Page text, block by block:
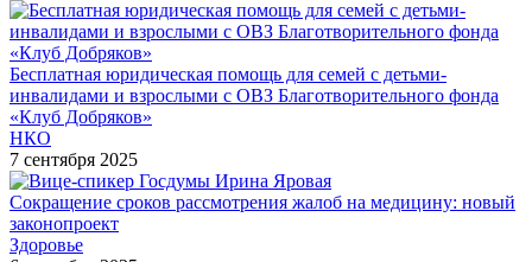
Бесплатная юридическая помощь для семей с детьми-
инвалидами и взрослыми с ОВЗ Благотворительного фонда
«Клуб Добряков»
НКО
7 сентября 2025
Сокращение сроков рассмотрения жалоб на медицину: новый
законопроект
Здоровье